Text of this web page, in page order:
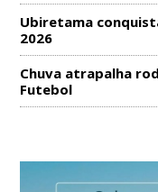
Ubiretama
2026
Chuva atrapalha
Futebol